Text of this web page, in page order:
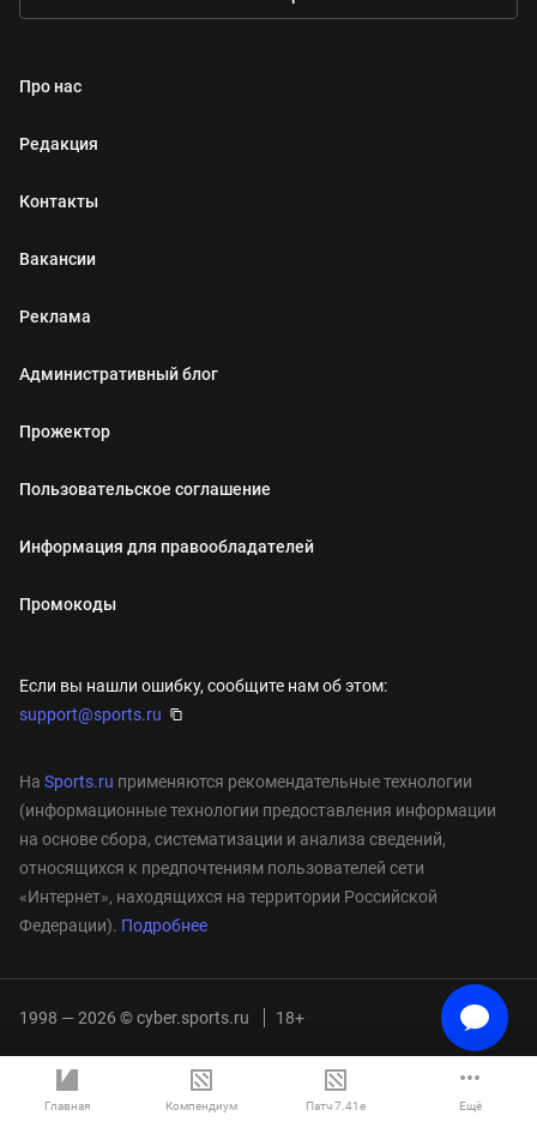
Главная Компендиум Патч 7.41e Ещё
Про нас
Редакция
Контакты
Вакансии
Реклама
Административный блог
Прожектор
Пользовательское соглашение
Информация для правообладателей
Промокоды
Если вы нашли ошибку, сообщите нам об этом:
support@sports.ru
На Sports.ru применяются рекомендательные технологии
(информационные технологии предоставления информации
на основе сбора, систематизации и анализа сведений,
относящихся к предпочтениям пользователей сети
«Интернет», находящихся на территории Российской
Федерации). Подробнее
1998 — 2026 © cyber.sports.ru 18+